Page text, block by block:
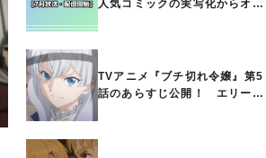
人気コミックの実写化からオリ
TVアニメ『ブチ切れ令嬢』第5
話のあらすじ公開！ エリーの